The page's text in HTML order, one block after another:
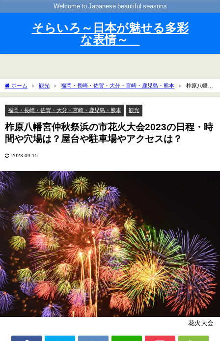
Welcome to Japanese beautiful seasons
そらいろ～日本が魅せる多彩
な表情～
ホーム 観光 福岡・長崎・佐賀・大分・宮崎・鹿児島・熊本
柞原八幡宮
仲秋祭浜の市花火大会2023の日程・時間や穴場は？屋台や駐車場やアクセスは？
福岡・長崎・佐賀・大分・宮崎・鹿児島・熊本 観光
柞原八幡宮仲秋祭浜の市花火大会2023の日程・時
間や穴場は？屋台や駐車場やアクセスは？
2023-09-15
花火大会